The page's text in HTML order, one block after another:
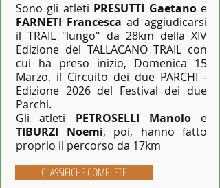
Sono gli atleti PRESUTTI Gaetanoe
FARNETI Francesca ad aggiudicarsi
il TRAIL "lungo" da 28km della XIV
Edizione del TALLACANO TRAIL con
cui ha preso inizio, Domenica 15
Marzo, il Circuito dei due PARCHI -
Edizione 2026 del Festival dei due
Parchi.
Gli atleti PETROSELLI Manoloe
TIBURZI Noemi, poi, hanno fatto
proprio il percorso da 17km
CLASSIFICHE COMPLETE